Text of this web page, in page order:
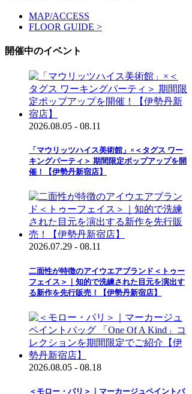
MAP/ACCESS
FLOOR GUIDE >
開催中のイベント
2026.08.05 - 08.11
「マウリッツハイス美術館」×＜タグス ワー
キングパーティ＞ 期間限定ポップアップを開
催！【伊勢丹新宿店】
2026.07.29 - 08.11
二面性が特徴のアイウエアブランド＜トゥー
フェイス＞｜知的で洗練された目元を演出す
る新作を先行販売！【伊勢丹新宿店】
2026.08.05 - 08.18
＜モロー・パリ＞｜マーカージュペイントバ